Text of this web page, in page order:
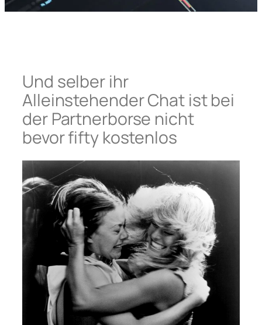
Und selber ihr
Alleinstehender Chat ist bei
der Partnerborse nicht
bevor fifty kostenlos